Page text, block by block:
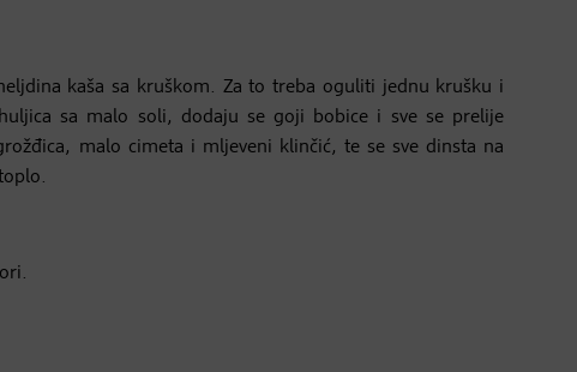
kaša sa kruškom. Za to treba oguliti jednu krušku i
sa malo soli, dodaju se goji bobice i sve se prelije
malo cimeta i mljeveni klinčić, te se sve dinsta na